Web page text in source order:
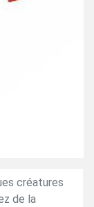
créatures
de la